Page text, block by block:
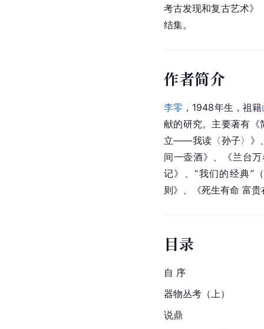
考古发现和复古艺术》
结集。
作者简介
李零 ，1948年生，祖籍
献的研究。主要著有
立——我读〈孙子〉》
间一壶酒》、《兰台
记》、“我们的经典”
则》、《死生有命 富
目录
自 序
器物丛考（上）
说鼎